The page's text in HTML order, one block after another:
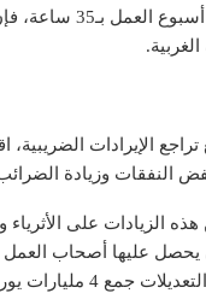
الزيادات على
يحصل عليها أصحاب العمل